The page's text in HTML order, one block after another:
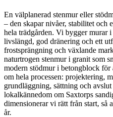
En välplanerad stenmur eller
– den skapar nivåer, stabilitet och
hela trädgården. Vi bygger murar
livslängd, god dränering och ett
frostsprängning och växlande
naturtrogen stenmur i granit som
modern stödmur i betongblock för
om hela processen: projektering,
grundläggning, sättning och
lokalkännedom om Saxtorps
dimensionerar vi rätt från start, så
år.